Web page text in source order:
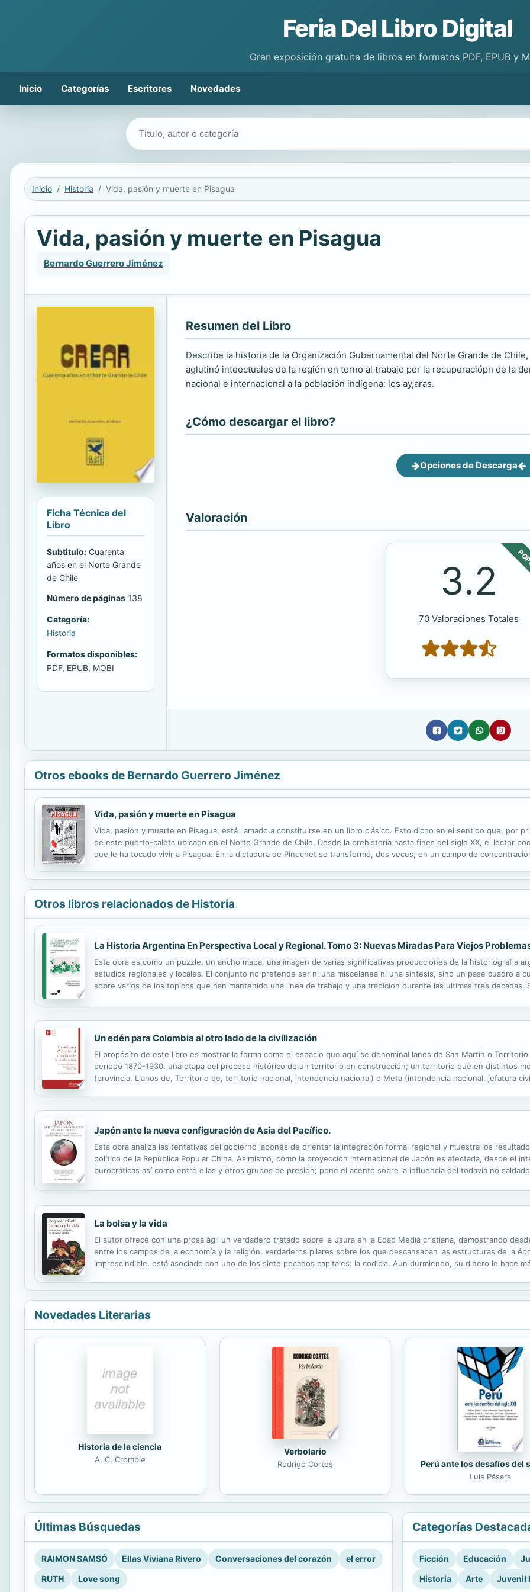
Feria Del Libro Digital
Gran exposición gratuita de libros en formatos PDF, EPUB y
Inicio Categorías Escritores Novedades
Buscar libros
Inicio Historia Vida, pasión y muerte en Pisagua
Vida, pasión y muerte en Pisagua
Bernardo Guerrero Jiménez
Ficha Técnica del
Libro
Subtitulo: Cuarenta
años en el Norte Grande
de Chile
Número de páginas 138
Categoría:
Historia
Formatos disponibles:
PDF, EPUB, MOBI
Resumen del Libro
Describe la historia de la Organización Gubernamental del Norte Grande de
aglutinó inteectuales de la región en torno al trabajo por la recuperaciópn de la
nacional e internacional a la población indígena: los ay,aras.
¿Cómo descargar el libro?
Opciones de Descarga
Valoración
3.2
70 Valoraciones Totales
Otros ebooks de Bernardo Guerrero Jiménez
Vida, pasión y muerte en Pisagua
Vida, pasión y muerte en Pisagua, está llamado a constituirse en un libro clásico. Esto dicho en el sentido que, por
de este puerto-caleta ubicado en el Norte Grande de Chile. Desde la prehistoria hasta fines del siglo XX, el lector
que le ha tocado vivir a Pisagua. En la dictadura de Pinochet se transformó, dos veces, en un campo de
Otros libros relacionados de Historia
La Historia Argentina En Perspectiva Local y Regional. Tomo 3: Nuevas Miradas Para Viejos
Esta obra es como un puzzle, un ancho mapa, una imagen de varias significativas producciones de la historiografia
estudios regionales y locales. El conjunto no pretende ser ni una miscelanea ni una sintesis, sino un pase cuadro a
sobre varios de los topicos que han mantenido una linea de trabajo y una tradicion durante las ultimas tres decadas.
Un edén para Colombia al otro lado de la civilización
El propósito de este libro es mostrar la forma como el espacio que aquí se denominaLlanos de San Martín o
período 1870-1930, una etapa del proceso histórico de un territorio en construcción; un territorio que en distintos
(provincia, Llanos de, Territorio de, territorio nacional, intendencia nacional) o Meta (intendencia nacional, jefatura
Japón ante la nueva configuración de Asia del Pacífico.
Esta obra analiza las tentativas del gobierno japonés de orientar la integración formal regional y muestra los
político de la República Popular China. Asimismo, cómo la proyección internacional de Japón es afectada, desde el
burocráticas así como entre ellas y otros grupos de presión; pone el acento sobre la influencia del todavía no
La bolsa y la vida
El autor ofrece con una prosa ágil un verdadero tratado sobre la usura en la Edad Media cristiana, demostrando
entre los campos de la economía y la religión, verdaderos pilares sobre los que descansaban las estructuras de la
imprescindible, está asociado con uno de los siete pecados capitales: la codicia. Aun durmiendo, su dinero le hace
Novedades Literarias
Historia de la ciencia
A. C. Crombie
Verbolario
Rodrigo Cortés Perú ante los desafíos del
Luis Pásara
Últimas Búsquedas
RAIMON SAMSÓ Ellas Viviana Rivero Conversaciones del corazón
el error
RUTH
Love song
Categorías
Ficción Educación
Historia
Arte Juvenil